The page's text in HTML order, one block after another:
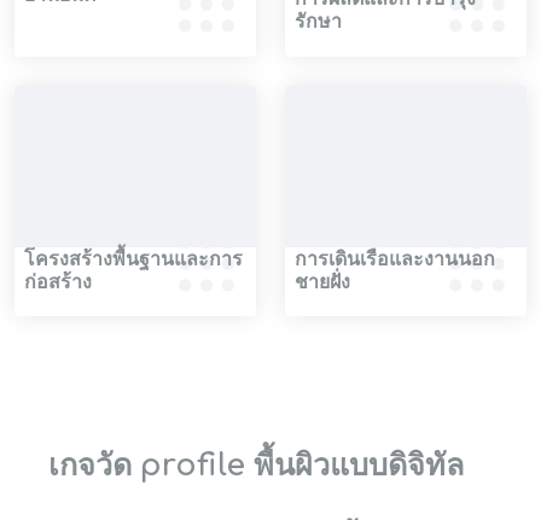
รักษา
โครงสร้างพื้นฐานและการ
ก่อสร้าง
การเดินเรือและงานนอก
ชายฝั่ง
เกจวัด profile พื้นผิวแบบดิจิทัล